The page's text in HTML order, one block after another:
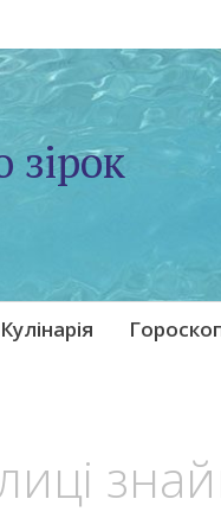
зірок
Кулінарія